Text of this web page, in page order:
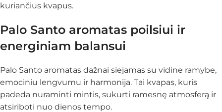
kuriančius kvapus.
Palo Santo aromatas poilsiui ir
energiniam balansui
Palo Santo aromatas dažnai siejamas su vidine ramybe,
emociniu lengvumu ir harmonija. Tai kvapas, kuris
padeda nuraminti mintis, sukurti ramesnę atmosferą ir
atsiriboti nuo dienos tempo.